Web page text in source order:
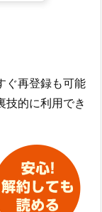
ぐ再登録も可能
技的に利用でき